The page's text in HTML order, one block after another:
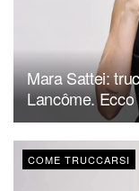
Mara Sattei:
Lancôme.
COME TRUCCARSI